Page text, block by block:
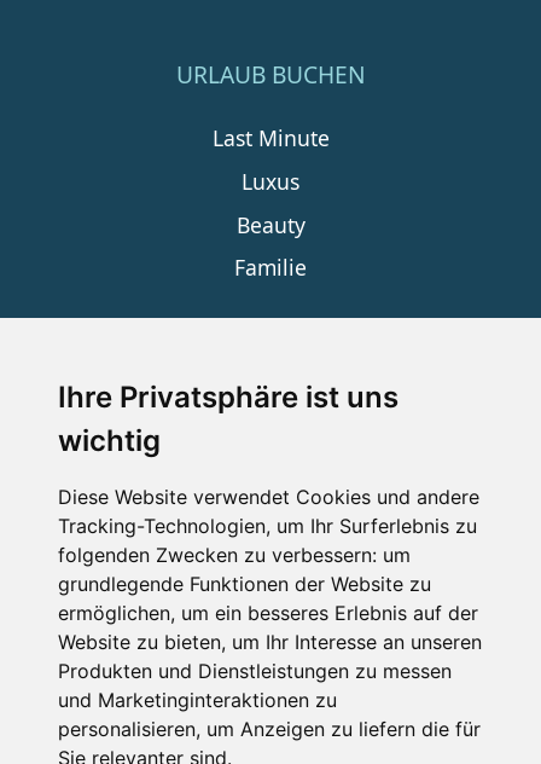
Ihre Privatsphäre ist uns
wichtig
Diese Website verwendet Cookies und andere
Tracking-Technologien, um Ihr Surferlebnis zu
folgenden Zwecken zu verbessern: um
grundlegende Funktionen der Website zu
ermöglichen, um ein besseres Erlebnis auf der
Website zu bieten, um Ihr Interesse an unseren
Produkten und Dienstleistungen zu messen
und Marketinginteraktionen zu
personalisieren, um Anzeigen zu liefern die für
Sie relevanter sind.
URLAUB BUCHEN
Last Minute
Luxus
Beauty
Familie
SERVICE
Datenschutz
Nutzungsbedingungen
Kontakt
WEITERE PORTALE
Schneemenschen.de